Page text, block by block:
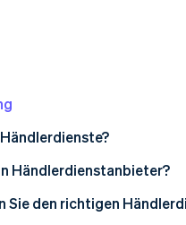
Händlerdienstanbieter?
Sie den richtigen